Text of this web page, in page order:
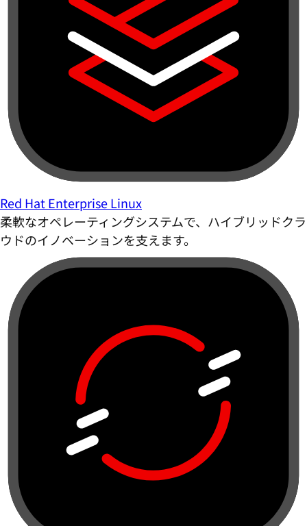
Red Hat Enterprise Linux
柔軟なオペレーティングシステムで、ハイブリッドクラ
ウドのイノベーションを支えます。